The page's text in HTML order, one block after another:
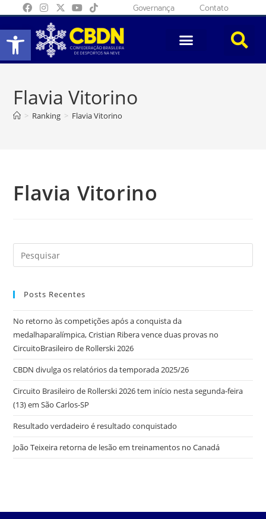
Abrir a barra de ferramentas
Governança Contato
Flavia Vitorino
> Ranking > Flavia Vitorino
Flavia Vitorino
Posts Recentes
No retorno às competições após a conquista da
medalhaparalímpica, Cristian Ribera vence duas provas no
CircuitoBrasileiro de Rollerski 2026
CBDN divulga os relatórios da temporada 2025/26
Circuito Brasileiro de Rollerski 2026 tem início nesta segunda-feira
(13) em São Carlos-SP
Resultado verdadeiro é resultado conquistado
João Teixeira retorna de lesão em treinamentos no Canadá